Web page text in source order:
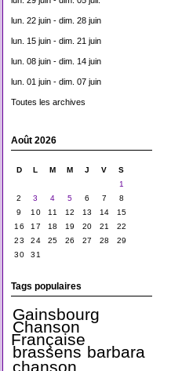
lun. 22 juin - dim. 28 juin
lun. 15 juin - dim. 21 juin
lun. 08 juin - dim. 14 juin
lun. 01 juin - dim. 07 juin
Toutes les archives
Août 2026
D L M M J V
S
1
2
3 4 5 6 7
8
9
10 11 12 13 14
15
16
17 18 19 20 21
22
23
24 25 26 27 28
29
30
31
Tags populaires
Gainsbourg
Chanson
Française
brassens barbara
chanson